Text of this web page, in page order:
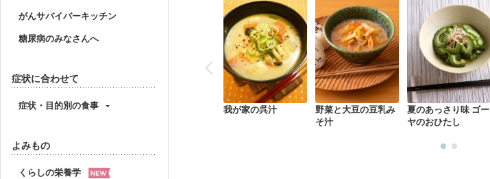
がんサバイバーキッチン
糖尿病のみなさんへ
症状に合わせて
症状・目的別の食事
よみもの
くらしの栄養学
我が家の呉汁
野菜と大豆の豆乳み
そ汁
夏のあっさり味 ゴー
ヤのおひたし